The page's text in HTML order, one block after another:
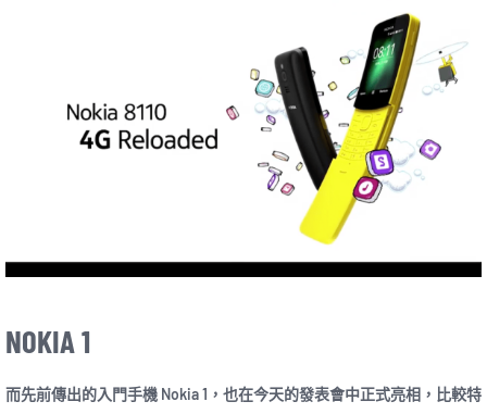
NOKIA 1
而先前傳出的入門手機 Nokia 1，也在今天的發表會中正式亮相，比較特